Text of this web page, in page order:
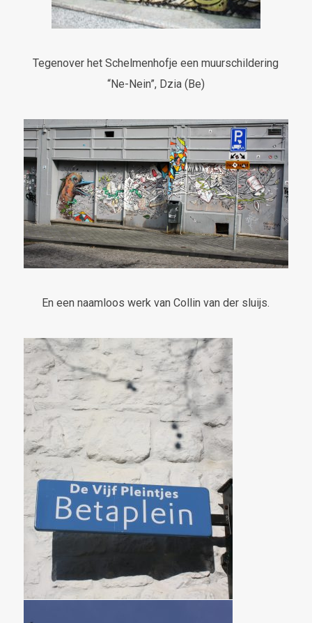
Tegenover het Schelmenhofje een muurschildering
“Ne-Nein”, Dzia (Be)
En een naamloos werk van Collin van der sluijs.